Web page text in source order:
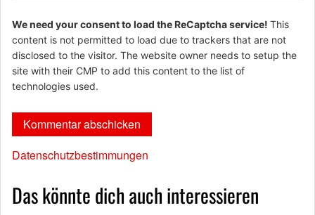
We need your consent to load the ReCaptcha service! This
content is not permitted to load due to trackers that are not
disclosed to the visitor. The website owner needs to setup the
site with their CMP to add this content to the list of
technologies used.
Datenschutzbestimmungen
Das könnte dich auch interessieren